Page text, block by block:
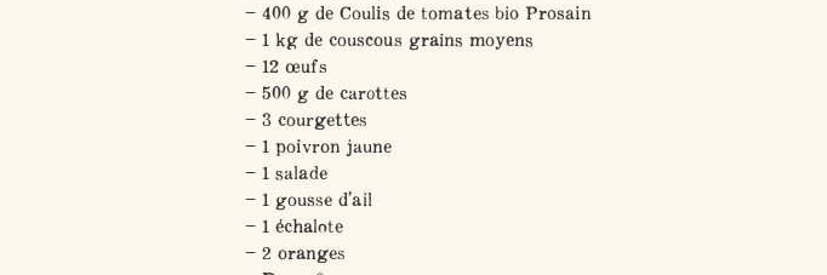
– 400 g de Coulis de tomates bio Prosain
– 1 kg de couscous grains moyens
– 12 œufs
– 500 g de carottes
– 3 courgettes
– 1 poivron jaune
– 1 salade
– 1 gousse d’ail
– 1 échalote
– 2 oranges